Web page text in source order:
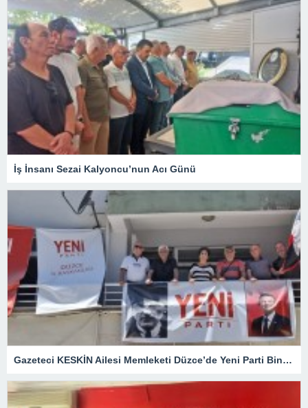
İş İnsanı Sezai Kalyoncu’nun Acı Günü
Gazeteci KESKİN Ailesi Memleketi Düzce’de Yeni Parti Binasını Ziyaret Etti